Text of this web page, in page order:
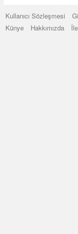
Kullanıcı Sözleşmesi
Künye
Hakkımızda